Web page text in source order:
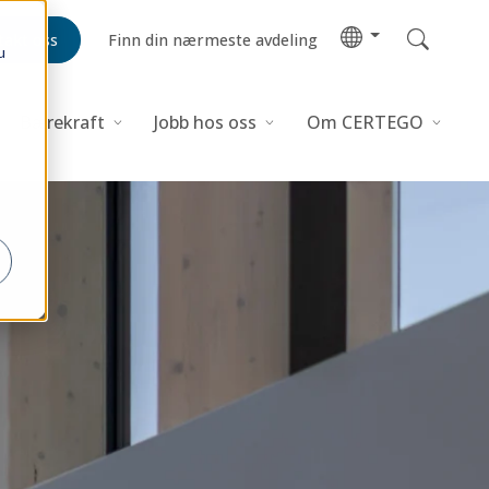
oss Finn din nærmeste avdeling
Bærekraft Jobb hos oss Om CERTEGO